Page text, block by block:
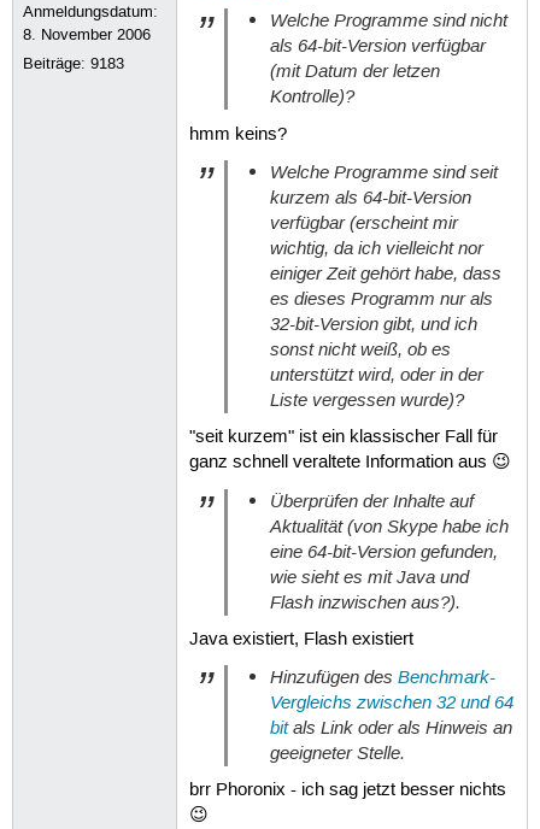
Anmeldungsdatum:
8. November 2006
Beiträge:9183
Welche Programme sind nicht
als 64-bit-Version verfügbar
(mit Datum der letzen
Kontrolle)?
hmm keins?
Welche Programme sind seit
kurzem als 64-bit-Version
verfügbar (erscheint mir
wichtig, da ich vielleicht nor
einiger Zeit gehört habe, dass
es dieses Programm nur als
32-bit-Version gibt, und ich
sonst nicht weiß, ob es
unterstützt wird, oder in der
Liste vergessen wurde)?
"seit kurzem" ist ein klassischer Fall für
ganz schnell veraltete Information aus 😉
Überprüfen der Inhalte auf
Aktualität (von Skype habe ich
eine 64-bit-Version gefunden,
wie sieht es mit Java und
Flash inzwischen aus?).
Java existiert, Flash existiert
Hinzufügen desBenchmark-
Vergleichs zwischen 32 und 64
bitals Link oder als Hinweis an
geeigneter Stelle.
brr Phoronix - ich sag jetzt besser nichts
😉